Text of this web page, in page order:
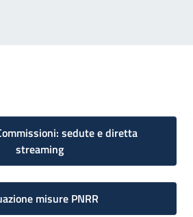
sedute e diretta
streaming
misure PNRR